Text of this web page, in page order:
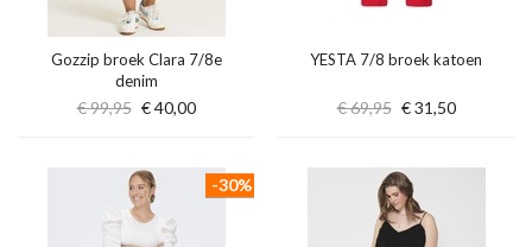
Gozzip broek Clara 7/8e
denim
€ 99,95 € 40,00
YESTA 7/8 broek katoen
€ 69,95 € 31,50
-30%